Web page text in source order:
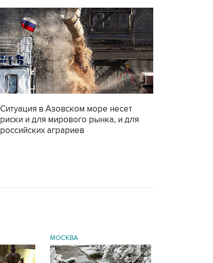
Ситуация в Азовском море несет
риски и для мирового рынка, и для
российских аграриев
МОСКВА